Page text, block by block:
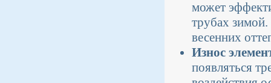
может
трубах
весенних
Износ
появляться